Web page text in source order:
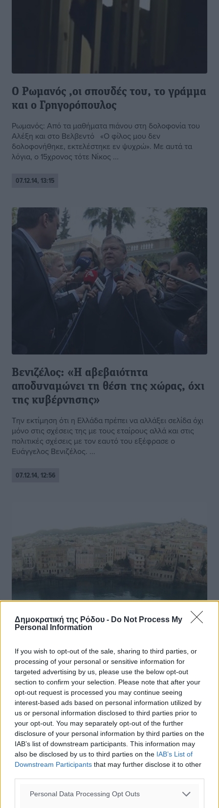
Δημοκρατική της Ρόδου - Do Not Process My
Personal Information
If you wish to opt-out of the sale, sharing to third parties, or
processing of your personal or sensitive information for
targeted advertising by us, please use the below opt-out
section to confirm your selection. Please note that after your
opt-out request is processed you may continue seeing
interest-based ads based on personal information utilized by
us or personal information disclosed to third parties prior to
your opt-out. You may separately opt-out of the further
disclosure of your personal information by third parties on the
IAB’s list of downstream participants. This information may
also be disclosed by us to third parties on the IAB’s List of
Downstream Participants that may further disclose it to other
Personal Data Processing Opt Outs
Ο Ρωμανός ,οι σπουδές του, το γράμμα
και ο Γρηγορόπουλος
Ρωμανός: Από τα μαθήματα πιάνου στη δολοφονία του
Αλέξη και στο Βελβεντό «Ο φίλος μου δεν
δολοφονήθηκε, εκτελέστηκε εν ψυχρώ». Με αυτά τα
λόγια, ο 15χρονος τότε Νίκος ...
07.12.14, 13:15
Βενιζέλος: «Η αβεβαιότητα
αποδυναμώνει τη θέση της χώρας, όχι
της κυβέρνησης»
Την εκτίμηση ότι η Ελλάδα πρέπει να αλλάξει σελίδα όχι
μόνο στις σχέσεις της με τους εταίρους αλλά και στις
πολιτικές σχέσεις με τον εαυτό του εξέφρασε ο
Ευάγγελος Βενιζέλος. ...
07.12.14, 12:56
Η Σύρος επιχειρεί να «πάρει κεφάλι»
στην κούρσα για Πολιτιστική
Πρωτεύουσα
Η Σύρος ήταν η πρώτη χρονικά που ξεκίνησε τις
προεργασίες για να θέσει υποψηφιότητα για Πολιτιστική
Πρωτεύουσα της Ευρώπης το 2021, οπότε είναι η σειρά
της Ελλάδας. Την ...
07.12.14, 12:49